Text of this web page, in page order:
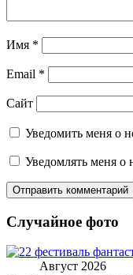
Имя *
Email *
Сайт
Уведомить меня о
Уведомлять меня о
Случайное фото
Август 2026